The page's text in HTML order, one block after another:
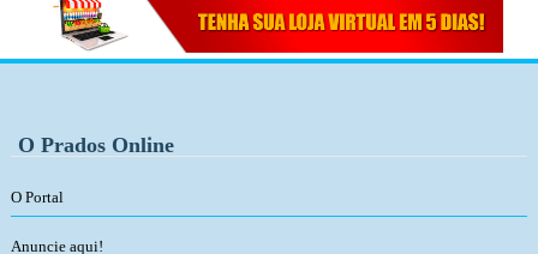
O Prados Online
O Portal
Anuncie aqui!